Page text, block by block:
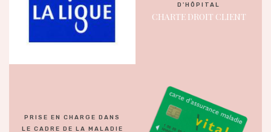
D'HÔPITAL
CHARTE DROIT CLIENT
PRISE EN CHARGE DANS
LE CADRE DE LA MALADIE